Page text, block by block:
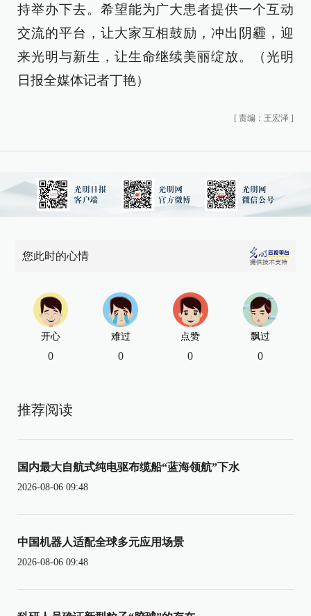
持举办下去。希望能为广大患者提供一个互动
交流的平台，让大家互相鼓励，冲出阴霾，迎
来光明与新生，让生命继续美丽绽放。（光明
日报全媒体记者丁艳）
[ 责编：王宏泽 ]
您此时的心情
开心
0
难过
0
点赞
0
飘过
0
推荐阅读
国内最大自航式纯电驱布缆船“蓝海领航”下水
2026-08-06 09:48
中国机器人适配全球多元应用场景
2026-08-06 09:48